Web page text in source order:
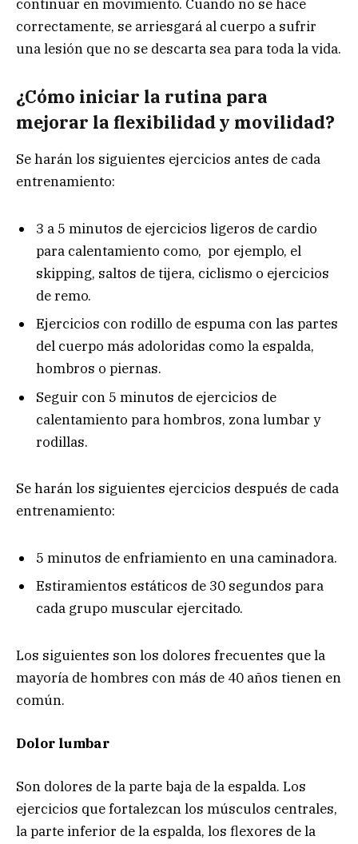
continuar en movimiento. Cuando no se hace
correctamente, se arriesgará al cuerpo a sufrir
una lesión que no se descarta sea para toda la vida.
¿Cómo iniciar la rutina para
mejorar la flexibilidad y movilidad?
Se harán los siguientes ejercicios antes de cada
entrenamiento:
3 a 5 minutos de ejercicios ligeros de cardio
para calentamiento como, por ejemplo, el
skipping, saltos de tijera, ciclismo o ejercicios
de remo.
Ejercicios con rodillo de espuma con las partes
del cuerpo más adoloridas como la espalda,
hombros o piernas.
Seguir con 5 minutos de ejercicios de
calentamiento para hombros, zona lumbar y
rodillas.
Se harán los siguientes ejercicios después de cada
entrenamiento:
5 minutos de enfriamiento en una caminadora.
Estiramientos estáticos de 30 segundos para
cada grupo muscular ejercitado.
Los siguientes son los dolores frecuentes que la
mayoría de hombres con más de 40 años tienen en
común.
Dolor lumbar
Son dolores de la parte baja de la espalda. Los
ejercicios que fortalezcan los músculos centrales,
la parte inferior de la espalda, los flexores de la